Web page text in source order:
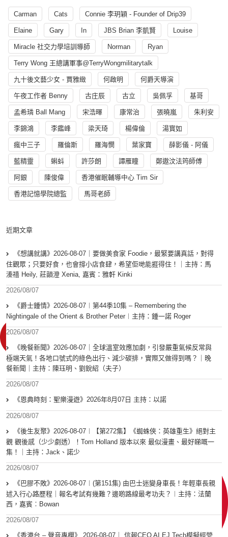
Carman Cats Connie 李玥穎 - Founder of Drip39
Elaine Gary In JBS Brian 李凱賢 Louise
Miracle 社交力學培訓導師 Norman Ryan
Terry Wong 王總講軍事@TerryWongmilitarytalk
九十後文藝少女 - 賈雅緻 何啟明 何爵天導演
午夜工作者 Benny 古庄辰 古立 吳佩孚 基哥
孟希璘 Ball Mang 宋浩暉 康常治 張曉嵐 朱利安
李錦鴻 李鑑峰 梁天琦 楊偉倫 湯寳如
瘋中三子 羅倫斯 羅海憫 葉家寶 薛影儀 - 阿儀
藍精靈 蝌蚪 許莎朗 譚雁瞳 鄭遨汶法筠師傅
阿銀 陳俊偉 香港催眠輔導中心 Tim Sir
香港記憶學院總監 馬哥老師
近期文章
《想講就講》2026-08-07｜要做美食家 Foodie，最緊要講真話，對得
住觀眾；只要好食，也會撐小店食肆，希望佢哋能捱得住！｜主持：馬
溱禧 Heily, 莊韻澄 Xenia, 嘉賓：雅軒 Kinki
2026/08/07
《爵士鍾情》2026-08-07︱第44季10集 – Remembering the
Nightingale of the Orient & Brother Peter︱主持：鍾一諾 Roger
2026/08/07
《晚餐新聞》2026-08-07｜全球溫室效應加劇，引發嚴重氣候反常與
極端天氣！各地口號式的綠色出行、減少碳排，實際又做得到嗎？｜晚
餐新聞｜主持：陳珏明、劉銳紹（夫子）
2026/08/07
《恩典時刻：聖樂漫遊》2026年8月07日 主持：以諾
2026/08/07
《後生友聚》2026-08-07︱【第272集】《蜘蛛俠：英雄重生》絕對主
觀 觀後感（少少劇透）！Tom Holland 版本以來 最似漫畫、最好睇嘅一
集！｜主持：Jack、諾少
2026/08/07
《巴膠不敗》2026-08-07︱(第151集) 由巴士迷變身車長！年輕車長親
述入行心路歷程｜報名考試有幾難？邊啲路線最考功夫？︱主持：法蘭
西，嘉賓︰Bowan
2026/08/07
《香港台 – 聲音專欄》 2026-08-07｜ 信報CEO AI EJ Tech模擬經營